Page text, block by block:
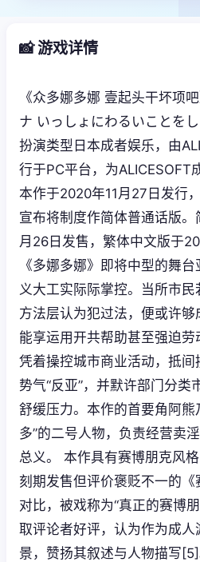
📸 游戏详情
《众多娜多娜 壹起头干坏项
ナ いっしょにわるいことを
扮演类型日本成者娱乐，由
行于PC平台，为ALICESOFT
本作于2020年11月27日发行
宣布将制度作简体普通话版
月26日发售，繁体中文版于
《多娜多娜》即将中型的舞
义大工实际际掌控。当所市
方法层认为犯过法，便或许够
能享运用开共帮助甚至强迫
凭着操控城市商业活动，抵
势气“反亚”，并默许部门分类
舒缓压力。本作的首要角阿熊
多”的二号人物，负责经营卖
总义。 本作具有赛博朋克风
刻期发售但评价褒贬不一的
对比，被戏称为“真正的赛博
取评论者好评，认为作为成
景，赞扬其叙述与人物描写